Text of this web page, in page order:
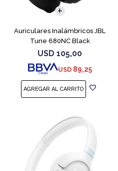
Auriculares Inalámbricos JBL
Tune 680NC Black
USD 105,00
USD 89,25